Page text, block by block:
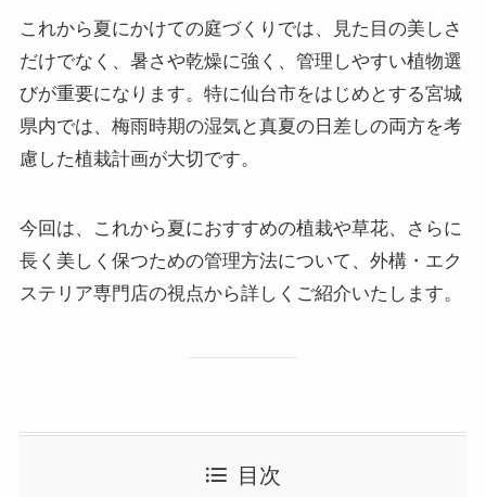
これから夏にかけての庭づくりでは、見た目の美しさ
だけでなく、暑さや乾燥に強く、管理しやすい植物選
びが重要になります。特に仙台市をはじめとする宮城
県内では、梅雨時期の湿気と真夏の日差しの両方を考
慮した植栽計画が大切です。
今回は、これから夏におすすめの植栽や草花、さらに
長く美しく保つための管理方法について、外構・エク
ステリア専門店の視点から詳しくご紹介いたします。
目次